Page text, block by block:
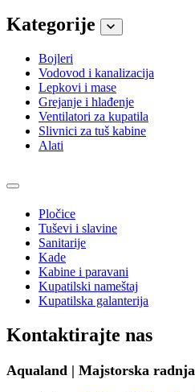
Kategorije
Bojleri
Vodovod i kanalizacija
Lepkovi i mase
Grejanje i hlađenje
Ventilatori za kupatila
Slivnici za tuš kabine
Alati
Pločice
Tuševi i slavine
Sanitarije
Kade
Kabine i paravani
Kupatilski nameštaj
Kupatilska galanterija
Kontaktirajte nas
Aqualand | Majstorska radnja